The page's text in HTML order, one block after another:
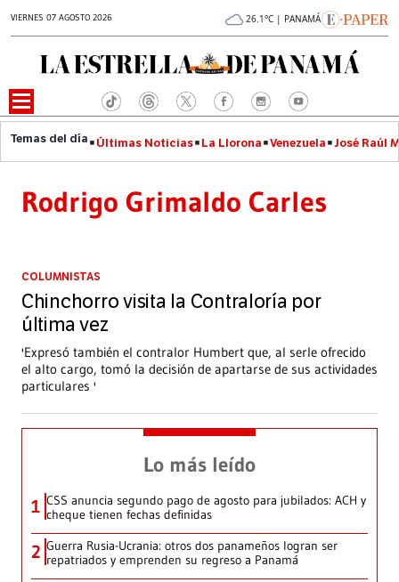
VIERNES 07 AGOSTO 2026 26.1°C | PANAMÁ
Últimas Noticias La Llorona Venezuela José Raúl
Rodrigo Grimaldo Carles
COLUMNISTAS
Chinchorro visita la Contraloría por
última vez
'Expresó también el contralor Humbert que, al serle ofrecido
el alto cargo, tomó la decisión de apartarse de sus actividades
particulares '
Lo más leído
1 CSS anuncia segundo pago de agosto para jubilados: ACH y
cheque tienen fechas definidas
2 Guerra Rusia-Ucrania: otros dos panameños logran ser
repatriados y emprenden su regreso a Panamá